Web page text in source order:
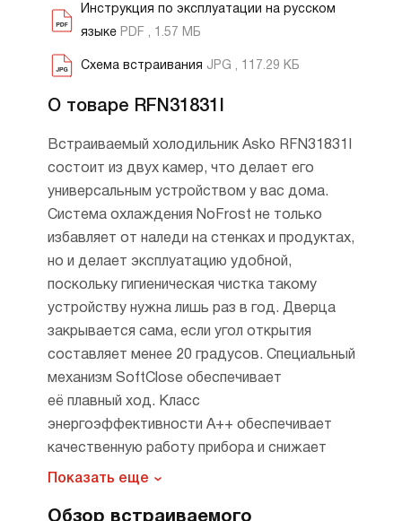
Инструкция по эксплуатации на русском
языке PDF , 1.57 МБ
Схема встраивания JPG , 117.29 КБ
О товаре RFN31831I
Встраиваемый холодильник Asko RFN31831I
состоит из двух камер, что делает его
универсальным устройством у вас дома.
Система охлаждения NoFrost не только
избавляет от наледи на стенках и продуктах,
но и делает эксплуатацию удобной,
поскольку гигиеническая чистка такому
устройству нужна лишь раз в год. Дверца
закрывается сама, если угол открытия
составляет менее 20 градусов. Специальный
механизм SoftClose обеспечивает
её плавный ход. Класс
энергоэффективности A++ обеспечивает
качественную работу прибора и снижает
расход электричества на 40–45%
дверцы или повышении температуры внутри,
Особенности
Показать еще
Обзор встраиваемого